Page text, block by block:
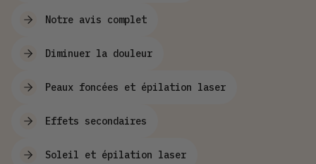
Notre avis complet
Diminuer la douleur
Peaux foncées et épilation laser
Effets secondaires
Soleil et épilation laser